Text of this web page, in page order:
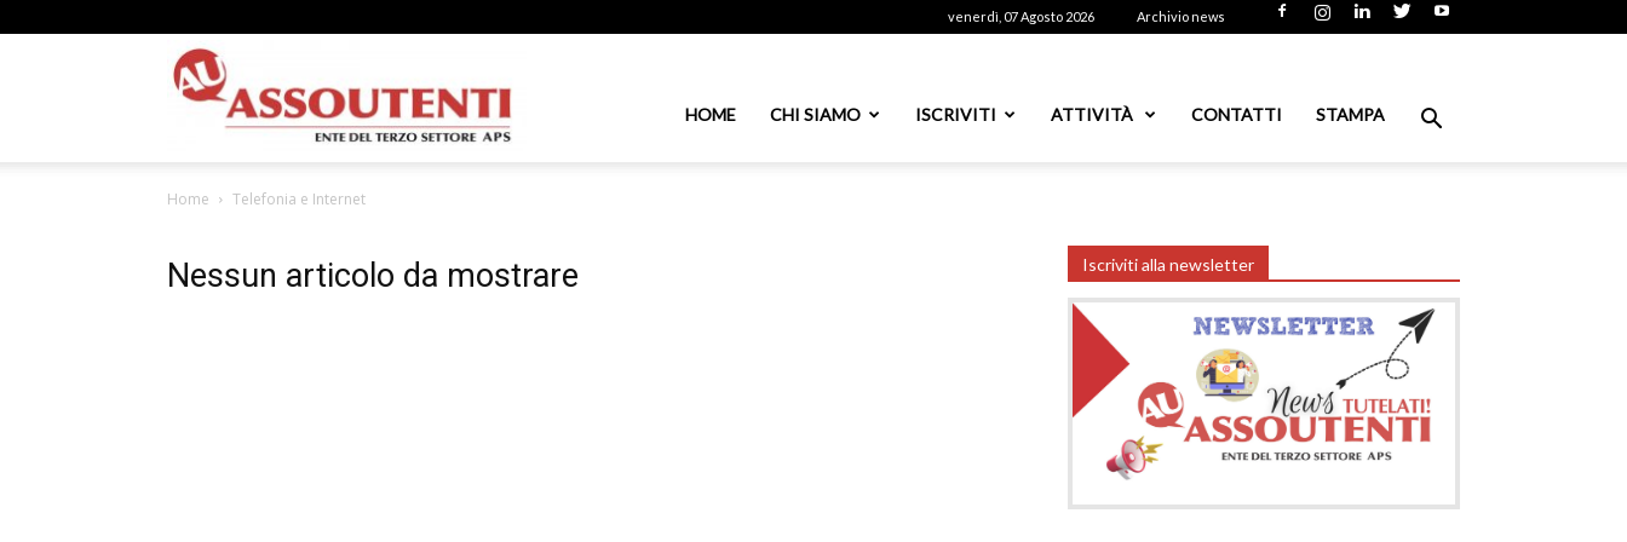
venerdì, 07 Agosto 2026 Archivio news
HOME CHI SIAMO ISCRIVITI ATTIVITÀ CONTATTI STAMPA
Home Telefonia e Internet
Nessun articolo da mostrare Iscriviti alla newsletter